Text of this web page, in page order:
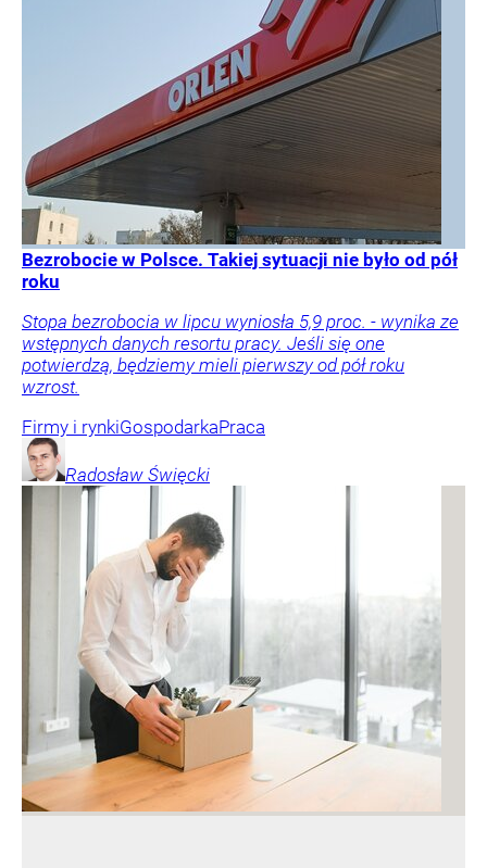
Bezrobocie w Polsce. Takiej sytuacji nie było od pół
roku
Stopa bezrobocia w lipcu wyniosła 5,9 proc. - wynika ze
wstępnych danych resortu pracy. Jeśli się one
potwierdzą, będziemy mieli pierwszy od pół roku
wzrost.
Firmy i rynkiGospodarkaPraca
Radosław Święcki